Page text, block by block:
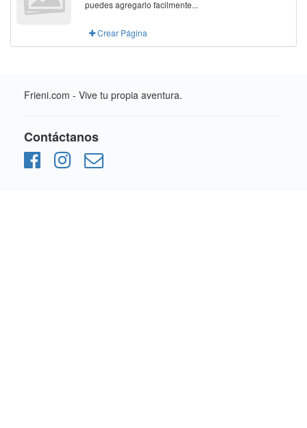
puedes agregarlo facilmente...
Crear Página
Frieni.com - Vive tu propia aventura.
Contáctanos